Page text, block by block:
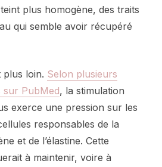
plus homogène, des traits
qui semble avoir récupéré
plus loin. Selon plusieurs
sur PubMed, la stimulation
exerce une pression sur les
responsables de la
et de l’élastine. Cette
à maintenir, voire à